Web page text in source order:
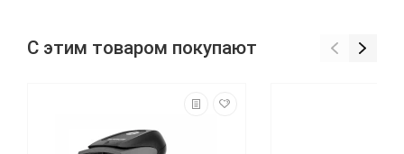
С этим товаром покупают